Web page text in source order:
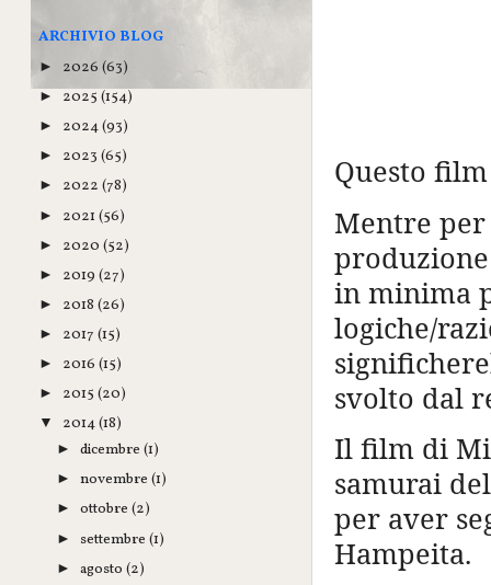
Questo
Mentre
in minima
logiche/
svolto dal
Il film di
samurai
per aver
Hampeita.
ARCHIVIO BLOG
► 2026 (63)
► 2025 (154)
► 2024(93)
► 2023 (65)
► 2022 (78)
► 2021 (56)
► 2020 (52)
► 2019 (27)
► 2018 (26)
► 2017 (15)
► 2016 (15)
► 2015 (20)
▼ 2014(18)
►dicembre(1)
►novembre(1)
►ottobre(2)
► settembre(1)
►agosto(2)